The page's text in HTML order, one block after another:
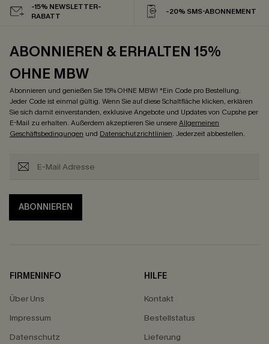
-15% NEWSLETTER-
RABATT
-20% SMS-ABONNEMENT
ABONNIEREN & ERHALTEN 15%
OHNE MBW
Abonnieren und genießen Sie 15% OHNE MBW! *Ein Code pro Bestellung.
Jeder Code ist einmal gültig. Wenn Sie auf diese Schaltfläche klicken, erklären
Sie sich damit einverstanden, exklusive Angebote und Updates von Cupshe per
E-Mail zu erhalten. Außerdem akzeptieren Sie unsereAllgemeinen
Geschäftsbedingungen und Datenschutzrichtlinien. Jederzeit abbestellen.
ABONNIEREN
FIRMENINFO
Über Uns
Impressum
Datenschutz
HILFE
Kontakt
Bestellstatus
Lieferung